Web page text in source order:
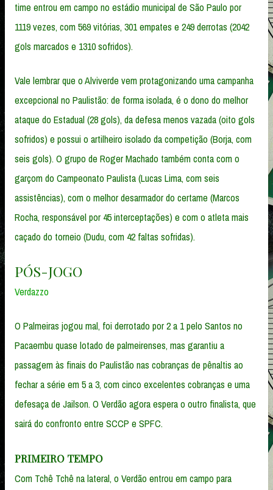
time entrou em campo no estádio municipal de São Paulo por
1119 vezes, com 569 vitórias, 301 empates e 249 derrotas (2042
gols marcados e 1310 sofridos).
Vale lembrar que o Alviverde vem protagonizando uma campanha
excepcional no Paulistão: de forma isolada, é o dono do melhor
ataque do Estadual (28 gols), da defesa menos vazada (oito gols
sofridos) e possui o artilheiro isolado da competição (Borja, com
seis gols). O grupo de Roger Machado também conta com o
garçom do Campeonato Paulista (Lucas Lima, com seis
assistências), com o melhor desarmador do certame (Marcos
Rocha, responsável por 45 interceptações) e com o atleta mais
caçado do torneio (Dudu, com 42 faltas sofridas).
PÓS-JOGO
Verdazzo
O Palmeiras jogou mal, foi derrotado por 2 a 1 pelo Santos no
Pacaembu quase lotado de palmeirenses, mas garantiu a
passagem às finais do Paulistão nas cobranças de pênaltis ao
fechar a série em 5 a 3, com cinco excelentes cobranças e uma
defesaça de Jailson. O Verdão agora espera o outro finalista, que
sairá do confronto entre SCCP e SPFC.
PRIMEIRO TEMPO
Com Tchê Tchê na lateral, o Verdão entrou em campo para